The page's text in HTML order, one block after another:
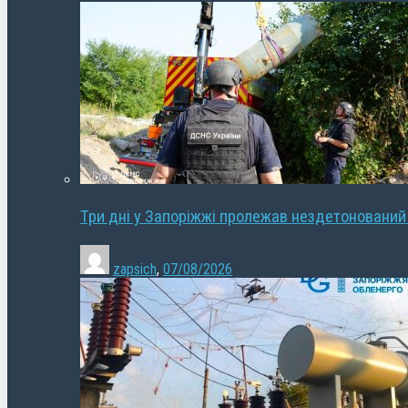
Три дні у Запоріжжі пролежав
zapsich, 07/08/2026